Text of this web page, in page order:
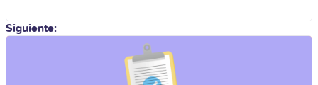
Siguiente: